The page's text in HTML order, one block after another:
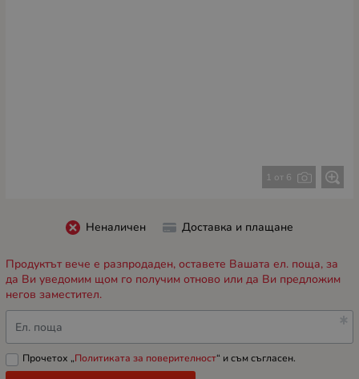
1 от 6
Неналичен Доставка и плащане
Продуктът вече е разпродаден, оставете Вашата ел. поща, за
да Ви уведомим щом го получим отново или да Ви предложим
негов заместител.
Ел. поща
Прочетох „Политиката за поверителност“ и съм съгласен.